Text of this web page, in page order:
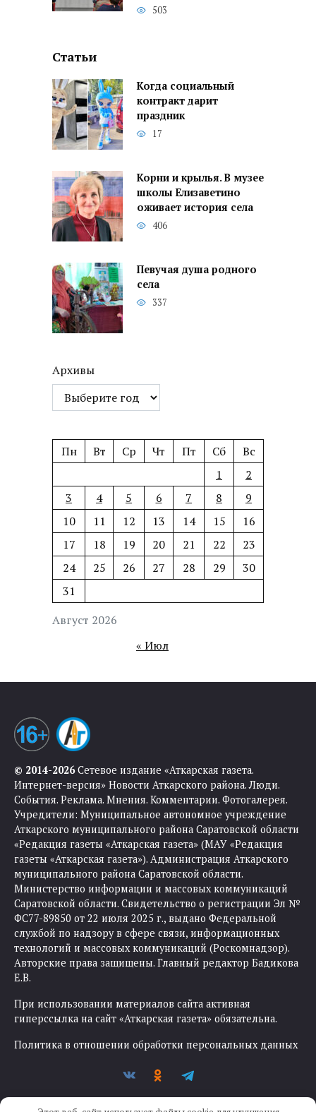
503
Статьи
Когда социальный
контракт дарит
праздник
17
Корни и крылья. В музее
школы Елизаветино
оживает история села
406
Певучая душа родного
села
337
Архивы
Август 2026
Пн Вт Ср Чт Пт Сб
Вс
1
2
3
4 5 6 7 8
9
10
11 12 13 14 15
16
17
18 19 20 21 22
23
24
25 26 27 28 29
30
31
« Июл
© 2014-2026Сетевое издание «Аткарская газета.
Интернет-версия» Новости Аткарского района. Люди.
События. Реклама. Мнения. Комментарии. Фотогалерея.
Учредители: Муниципальное автономное учреждение
Аткарского муниципального района Саратовской области
«Редакция газеты «Аткарская газета» (МАУ «Редакция
газеты «Аткарская газета»). Администрация Аткарского
муниципального района Саратовской области.
Министерство информации и массовых коммуникаций
Саратовской области. Свидетельство о регистрации Эл №
ФС77-89850 от 22 июля 2025 г., выдано Федеральной
службой по надзору в сфере связи, информационных
технологий и массовых коммуникаций (Роскомнадзор).
Авторские права защищены. Главный редактор Бадикова
Е.В.
При использовании материалов сайта активная
гиперссылка на сайт «Аткарская газета» обязательна.
Политика в отношении обработки персональных данных